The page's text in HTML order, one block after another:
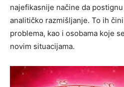
najefikasnije načine da
analitičko razmišljanje. To ih
problema, kao i osobama koje
novim situacijama.